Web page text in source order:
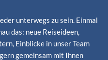
unterwegs zu sein. Einmal
das: neue Reiseideen,
Einblicke in unser Team
gemeinsam mit Ihnen